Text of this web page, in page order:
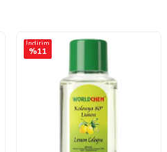
İndirim
%11